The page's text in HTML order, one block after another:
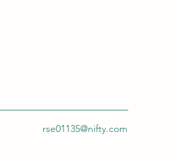
rse01135@nifty.com